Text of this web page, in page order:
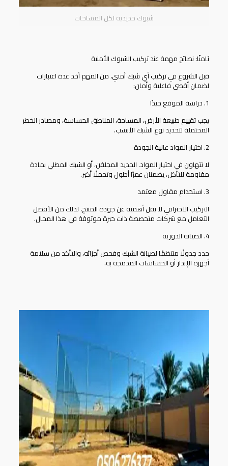
شبوك حديدية لكل المساحات
ثامنًا: نصائح مهمة عند تركيب الشبوك الأمنية
قبل الشروع في تركيب أي شبك أمني، من المهم أخذ عدة اعتبارات
لضمان أقصى فاعلية وأمان:
1. دراسة الموقع جيدًا
يجب تقييم طبيعة الأرض، المساحة، المناطق الحساسة، ومصادر الخطر
المحتملة لتحديد نوع الشبك الأنسب.
2. اختيار المواد عالية الجودة
لا تتهاون في اختيار المواد. الحديد المجلفن، أو الشبك المطلي بمادة
مقاومة للتآكل، يضمنان عمرًا أطول وتحملًا أكبر.
3. استخدام مقاول معتمد
التركيب الاحترافي لا يقل أهمية عن جودة المنتج، لذلك من الأفضل
التعامل مع شركات متخصصة ذات خبرة موثوقة في هذا المجال.
4. الصيانة الدورية
حدد جدولًا منتظمًا لصيانة الشبك وفحص أجزائه، والتأكد من سلامة
أجهزة الإنذار أو الحساسات المدمجة به.